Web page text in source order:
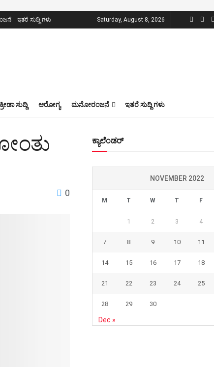
ಇತರೆ ಸುದ್ದಿ ಗಳು Saturday, August 8, 2026
ಕ್ರೀಡಾ ಸುದ್ದಿ ಆರೋಗ್ಯ ಮನೋರಂಜನೆ ಇತರೆ ಸುದ್ದಿ ಗಳು
0
ಕ್ಯಾಲೆಂಡರ್
NOVEMBER 2022
M T W T F
1 2 3 4
7 8 9 10 11
14 15 16 17 18
21 22 23 24 25
28 29 30
Dec »